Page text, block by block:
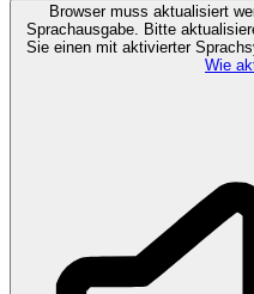
Browser muss aktualisiert
Sprachausgabe. Bitte
Sie einen mit aktivierter
Wie